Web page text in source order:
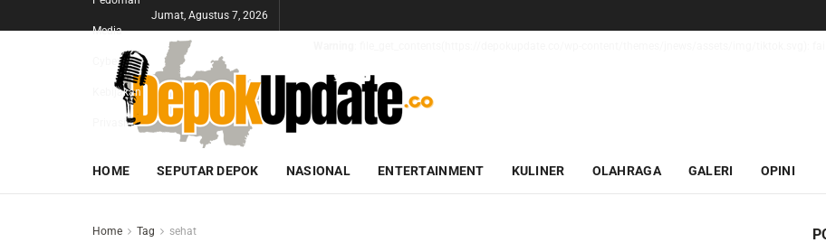
Media
Cyber
Kebijakan
Jumat, Agustus 7, 2026
HOME SEPUTAR DEPOK NASIONAL ENTERTAINMENT KULINER OLAHRAGA GALERI OPINI
Home Tag sehat